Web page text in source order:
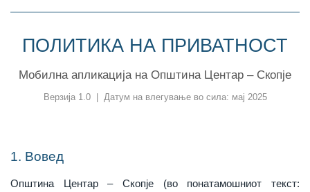
ПОЛИТИКА НА ПРИВАТНОСТ
Мобилна апликација на Општина Центар – Скопје
Верзија 1.0 | Датум на влегување во сила: мај 2025
1. Вовед
Општина Центар – Скопје (во понатамошниот текст: